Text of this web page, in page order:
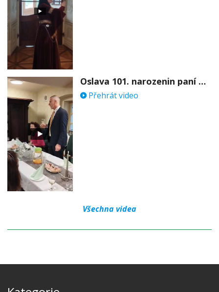
Oslava 101. narozenin paní Věry Skořepové
Přehrát video
Všechna videa